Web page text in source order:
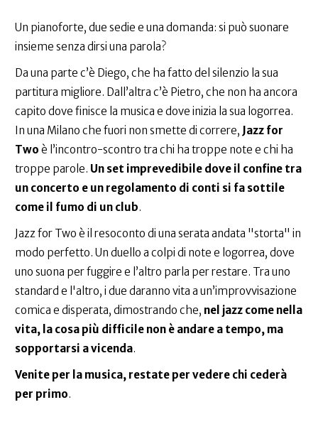
Un pianoforte, due sedie e una domanda: si può suonare
insieme senza dirsi una parola?
Da una parte c’è Diego, che ha fatto del silenzio la sua
partitura migliore. Dall’altra c’è Pietro, che non ha ancora
capito dove finisce la musica e dove inizia la sua logorrea.
In una Milano che fuori non smette di correre, Jazz for
Two è l’incontro-scontro tra chi ha troppe note e chi ha
troppe parole. Un set imprevedibile dove il confine tra
un concerto e un regolamento di conti si fa sottile
come il fumo di un club.
Jazz for Two è il resoconto di una serata andata "storta" in
modo perfetto. Un duello a colpi di note e logorrea, dove
uno suona per fuggire e l’altro parla per restare. Tra uno
standard e l'altro, i due daranno vita a un’improvvisazione
comica e disperata, dimostrando che, nel jazz come nella
vita, la cosa più difficile non è andare a tempo, ma
sopportarsi a vicenda.
Venite per la musica, restate per vedere chi cederà
per primo.